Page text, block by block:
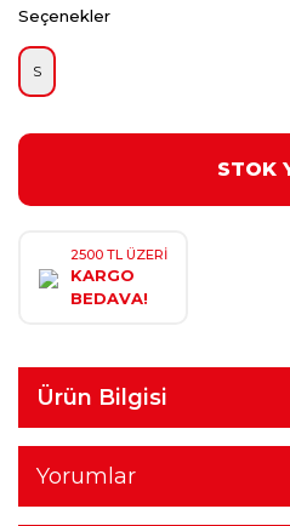
Seçenekler
S
STOK
2500 TL ÜZERİ
KARGO
BEDAVA!
Ürün Bilgisi
Yorumlar